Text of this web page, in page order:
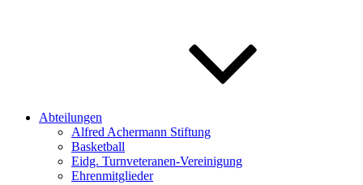
Abteilungen
Alfred Achermann Stiftung
Basketball
Eidg. Turnveteranen-Vereinigung
Ehrenmitglieder